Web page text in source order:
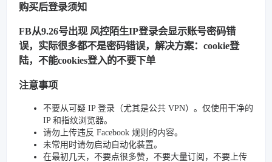
购买后登录须知
FB从9.26号出现 风控陌生IP登录会显示账号密码错
误，实际很多都不是密码错误，解决方案：cookie登
陆，不能cookies登入的不要下单
注意事项
不要从可疑 IP 登录（尤其是公共 VPN）。仅使用干净的
IP 和指纹浏览器。
请勿上传违反 Facebook 规则的内容。
未常用时请勿启动自动化装置。
在最初几天，不要点很多赞，不要大量订阅，不要上传